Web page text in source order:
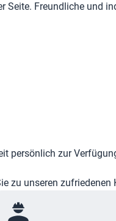
Seite. Freundliche und
persönlich zur
zu unseren zufriedenen